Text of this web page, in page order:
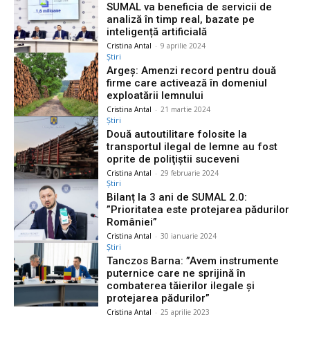
SUMAL va beneficia de servicii de
analiză în timp real, bazate pe
inteligență artificială
Cristina Antal - 9 aprilie 2024
Știri
Argeș: Amenzi record pentru două
firme care activează în domeniul
exploatării lemnului
Cristina Antal - 21 martie 2024
Știri
Două autoutilitare folosite la
transportul ilegal de lemne au fost
oprite de poliţiştii suceveni
Cristina Antal - 29 februarie 2024
Știri
Bilanț la 3 ani de SUMAL 2.0:
”Prioritatea este protejarea pădurilor
României”
Cristina Antal - 30 ianuarie 2024
Știri
Tanczos Barna: ”Avem instrumente
puternice care ne sprijină în
combaterea tăierilor ilegale și
protejarea pădurilor”
Cristina Antal - 25 aprilie 2023